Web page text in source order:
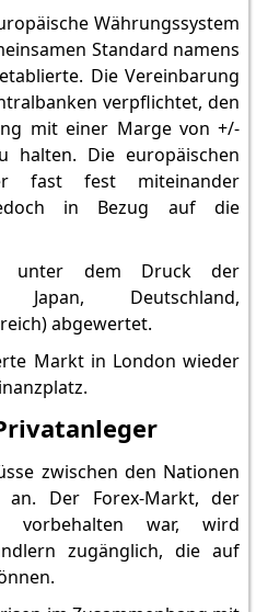
Währungssystem
Standard namens
Die Vereinbarung
verpflichtet, den
mit einer Marge von +/-
halten. Die europäischen
fast fest miteinander
in Bezug auf die
unter dem Druck der
Japan, Deutschland,
abgewertet.
Markt in London wieder
zwischen den Nationen
an. Der Forex-Markt, der
vorbehalten war, wird
zugänglich, die auf